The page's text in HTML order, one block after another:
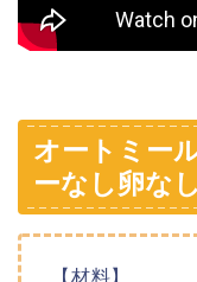
オートミー
ーなし卵な
【材料】